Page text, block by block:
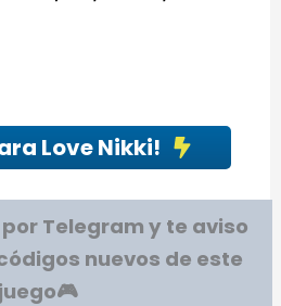
Love Nikki!
Telegram y te aviso
nuevos de este
juego🎮